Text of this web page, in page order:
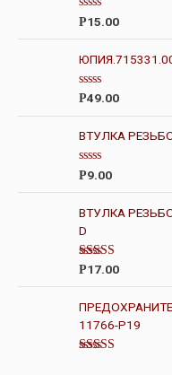
О
е
н
к
а
и
з
Р15.00
О
е
н
к
а
и
з
Р49.00
ВТУЛКА
О
е
н
к
а
0
и
з
5
Р9.00
ВТУЛКА
D
Оценка
Р17.00
11766-P19